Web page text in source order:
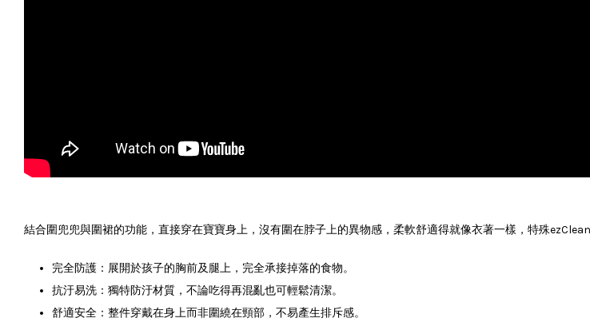
結合圍兜兜與圍裙的功能，直接穿在寶寶身上，沒有圍在脖子上的異物感，柔軟舒適得就像衣著一樣，特殊
完全防護：展開於孩子的胸前及腿上，完全承接掉落的食物。
抗汙易洗：獨特防汙材質，不論吃得再混亂也可輕鬆清潔。
舒適安全：整件穿戴在身上而非圍繞在頸部，不易產生排斥感。